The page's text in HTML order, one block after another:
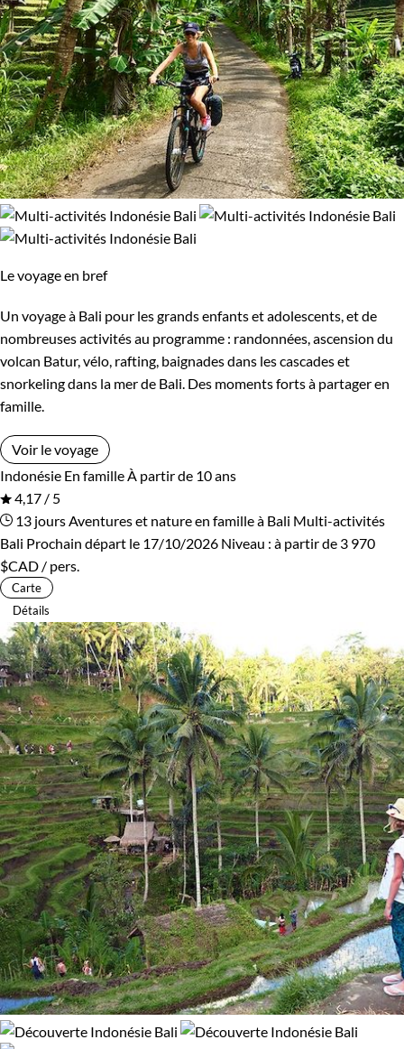
Le voyage en bref
Un voyage à Bali pour les grands enfants et adolescents, et de
nombreuses activités au programme : randonnées, ascension du
volcan Batur, vélo, rafting, baignades dans les cascades et
snorkeling dans la mer de Bali. Des moments forts à partager en
famille.
Voir le voyage
Indonésie En familleÀ partir de 10 ans
4,17 / 5
13 joursAventures et nature en famille à Bali Multi-activités
Bali Prochain départ le 17/10/2026 Niveau : à partir de 3 970
$CAD / pers.
Carte
Détails